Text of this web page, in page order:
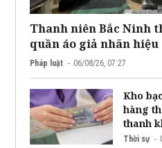
Thanh niên Bắc Ninh
quần áo giả nhãn hiệu
Pháp luật 06/08/26, 07:27
Kho
hàng
thanh
Thời sự